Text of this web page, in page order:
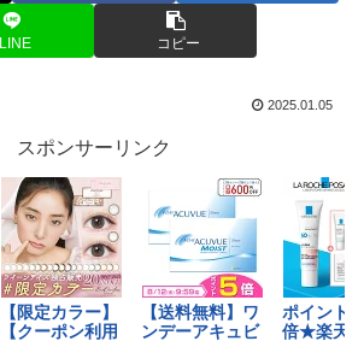
LINE コピー
2025.01.05
スポンサーリンク